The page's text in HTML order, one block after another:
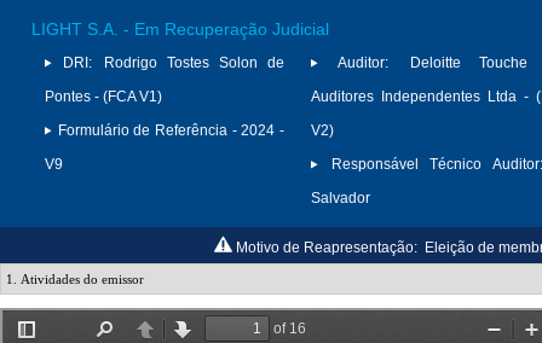
LIGHT S.A. - Em Recuperação Judicial
DRI:
Rodrigo Tostes Solon de
Pontes - (FCA V1)
Formulário de Referência - 2024 -
V9
Auditor:
Deloitte Touche
Auditores Independentes Ltda -
V2)
Responsável Técnico Auditor:
Salvador
Motivo de Reapresentação: Eleição de